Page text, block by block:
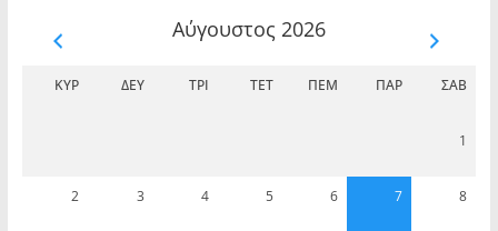
Αύγουστος 2026
ΚΥΡ ΔΕΥ ΤΡΊ ΤΕΤ ΠΈΜ ΠΑΡ ΣΆΒ
1
2 3 4 5 6 7 8